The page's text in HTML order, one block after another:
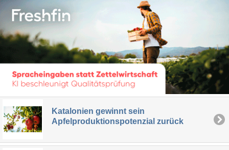
Katalonien gewinnt sein
Apfelproduktionspotenzial zurück